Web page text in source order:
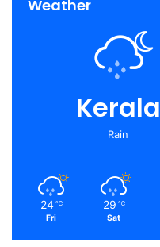
Weather
Kerala
Rain
24 ℃
Fri
29 ℃
Sat